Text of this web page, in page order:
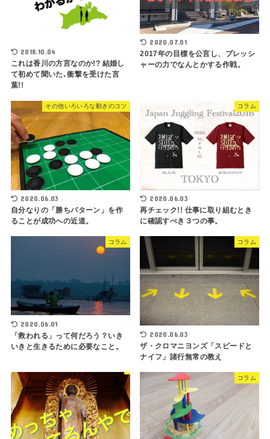
2018.10.04
これは香川の方言なのか!? 結婚し
て初めて聞いた､衝撃を受けた言
葉!!
2020.07.01
2017年の目標を公言し、プレッシ
ャーの力でなんとかする作戦。
その他いろいろな動きのコツ
2020.06.03
自分なりの「勝ちパターン」を作
ることが成功への近道。
コラム
2020.06.03
再チェック!! 仕事に取り組むとき
に確認すべき３つの事。
コラム
2020.06.01
「救われる」って何だろう？いき
いきと生きるために必要なこと。
コラム
2020.06.03
ザ・クロマニヨンズ「スピードと
ナイフ」諸行無常の教え
コラム